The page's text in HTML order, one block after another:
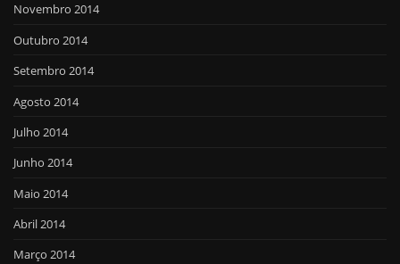
Novembro 2014
Outubro 2014
Setembro 2014
Agosto 2014
Julho 2014
Junho 2014
Maio 2014
Abril 2014
Março 2014